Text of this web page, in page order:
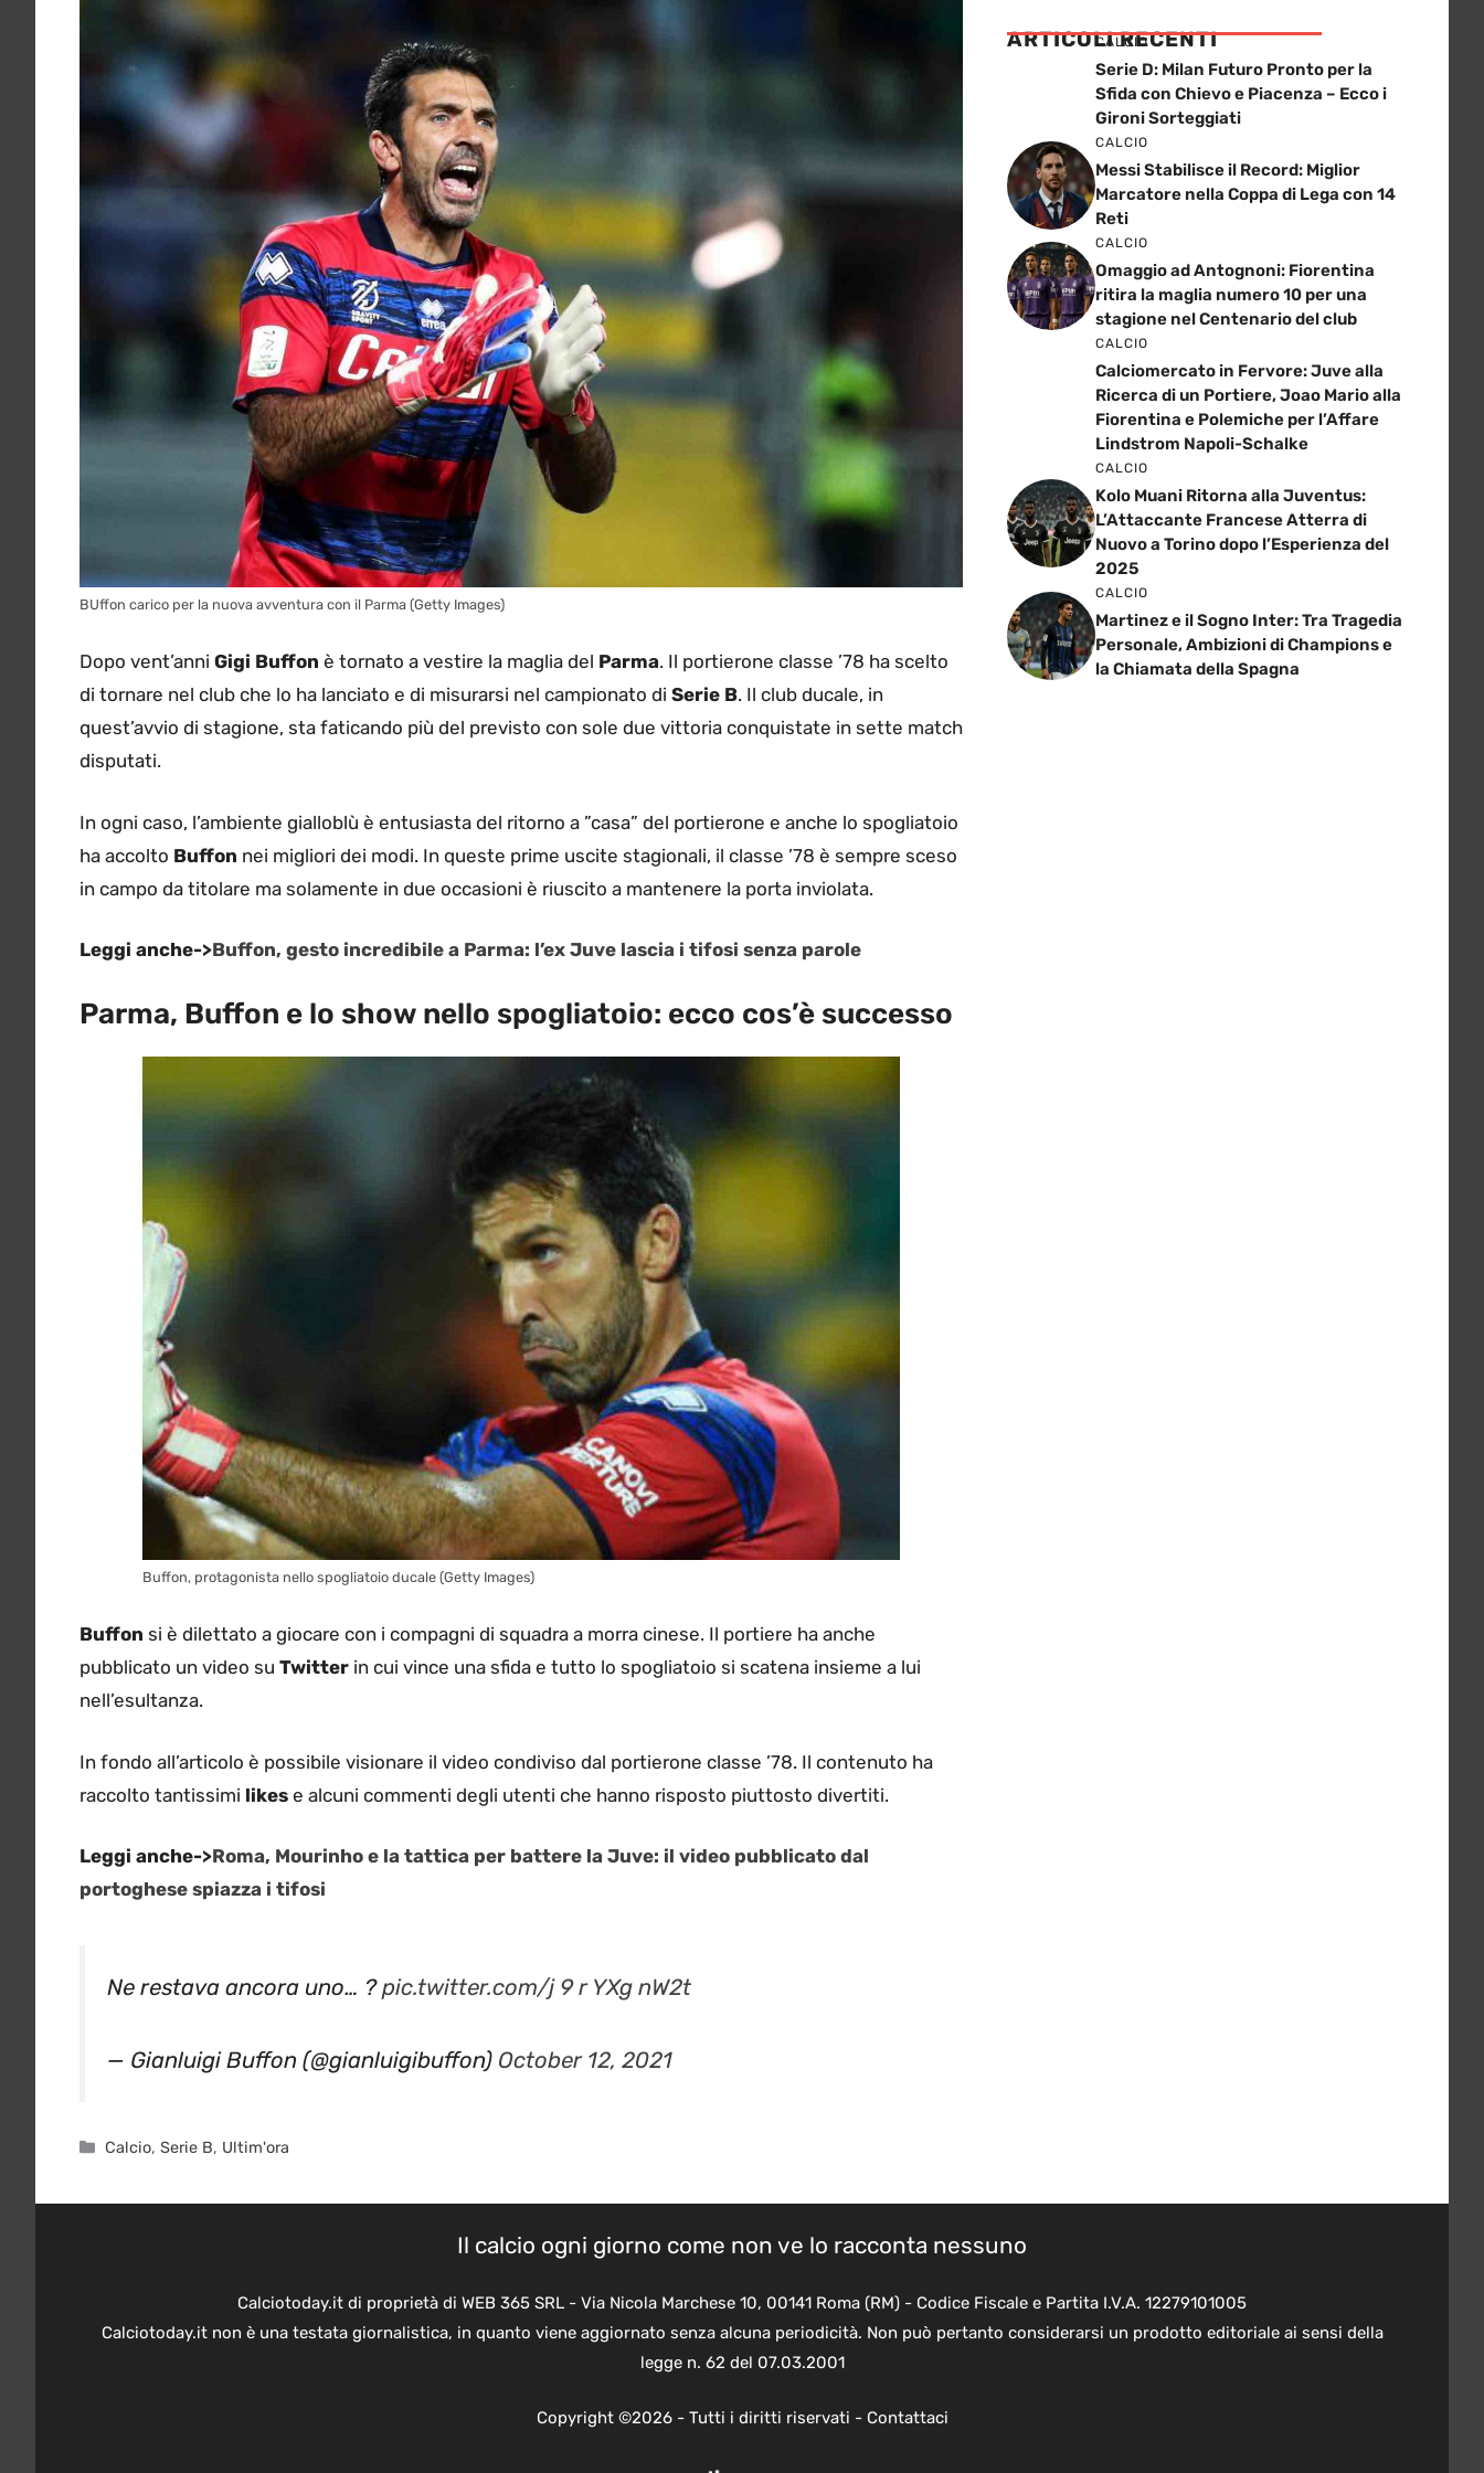
BUffon carico per la nuova avventura con il Parma (Getty Images)
Dopo vent’anni Gigi Buffon è tornato a vestire la maglia del Parma. Il portierone classe ’78 ha scelto
di tornare nel club che lo ha lanciato e di misurarsi nel campionato di Serie B. Il club ducale, in
quest’avvio di stagione, sta faticando più del previsto con sole due vittoria conquistate in sette match
disputati.
In ogni caso, l’ambiente gialloblù è entusiasta del ritorno a ”casa” del portierone e anche lo spogliatoio
ha accolto Buffon nei migliori dei modi. In queste prime uscite stagionali, il classe ’78 è sempre sceso
in campo da titolare ma solamente in due occasioni è riuscito a mantenere la porta inviolata.
Leggi anche->Buffon, gesto incredibile a Parma: l’ex Juve lascia i tifosi senza parole
Parma, Buffon e lo show nello spogliatoio: ecco cos’è successo
Buffon, protagonista nello spogliatoio ducale (Getty Images)
Buffon si è dilettato a giocare con i compagni di squadra a morra cinese. Il portiere ha anche
pubblicato un video su Twitter in cui vince una sfida e tutto lo spogliatoio si scatena insieme a lui
nell’esultanza.
In fondo all’articolo è possibile visionare il video condiviso dal portierone classe ’78. Il contenuto ha
raccolto tantissimi likes e alcuni commenti degli utenti che hanno risposto piuttosto divertiti.
Leggi anche->Roma, Mourinho e la tattica per battere la Juve: il video pubblicato dal
portoghese spiazza i tifosi
Ne restava ancora uno… ? pic.twitter.com/j 9 r YXg nW2t
— Gianluigi Buffon (@gianluigibuffon) October 12, 2021
Calcio Serie B Ultim'ora
ARTICOLI RECENTI
CALCIO
Serie D: Milan Futuro Pronto per la
Sfida con Chievo e Piacenza – Ecco i
Gironi Sorteggiati
CALCIO
Messi Stabilisce il Record: Miglior
Marcatore nella Coppa di Lega con 14
Reti
CALCIO
Omaggio ad Antognoni: Fiorentina
ritira la maglia numero 10 per una
stagione nel Centenario del club
CALCIO
Calciomercato in Fervore: Juve alla
Ricerca di un Portiere, Joao Mario alla
Fiorentina e Polemiche per l’Affare
Lindstrom Napoli-Schalke
CALCIO
Kolo Muani Ritorna alla Juventus:
L’Attaccante Francese Atterra di
Nuovo a Torino dopo l’Esperienza del
2025
CALCIO
Martinez e il Sogno Inter: Tra Tragedia
Personale, Ambizioni di Champions e
la Chiamata della Spagna
Il calcio ogni giorno come non ve lo racconta nessuno
Calciotoday.it di proprietà di WEB 365 SRL - Via Nicola Marchese 10, 00141 Roma (RM) - Codice Fiscale e Partita I.V.A. 12279101005
Calciotoday.it non è una testata giornalistica, in quanto viene aggiornato senza alcuna periodicità. Non può pertanto considerarsi un prodotto editoriale ai sensi della
legge n. 62 del 07.03.2001